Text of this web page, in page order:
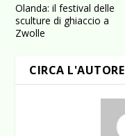
Olanda: il festival delle
sculture di ghiaccio a
Zwolle
CIRCA L'AUTORE